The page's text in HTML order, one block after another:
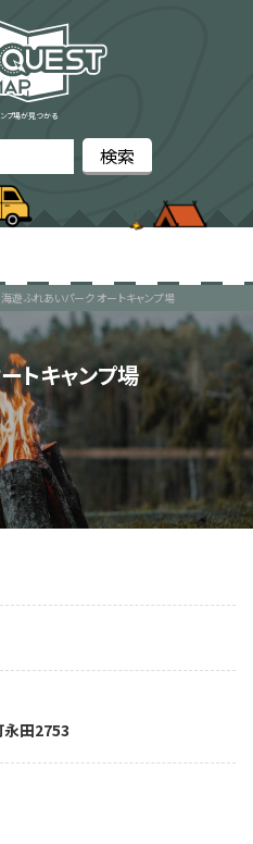
プ場が見つかる
海遊ふれあいパーク オートキャンプ場
トキャンプ場
田2753